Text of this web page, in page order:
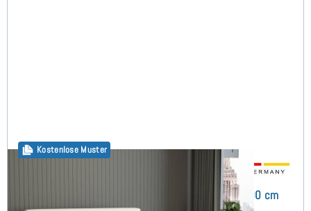
Kostenlose Muster
Arminius Boxspringbett ohne Matratze 160x200 cm